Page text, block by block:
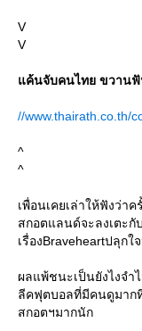
V
V
ค้นจับคนไทย ขวานฟั
//www.thairath.co.th/
^
^
เพื่อนเคยเล่าให้ฟังว่า
สกอตแลนด์จะลงเตะกั
เรื่องBraveheartปลุก
ผลแพ้ชนะเป็นยังไงจำ
ลีคฟุตบอลที่มีคนดูมาก
สกอตฯมากนัก